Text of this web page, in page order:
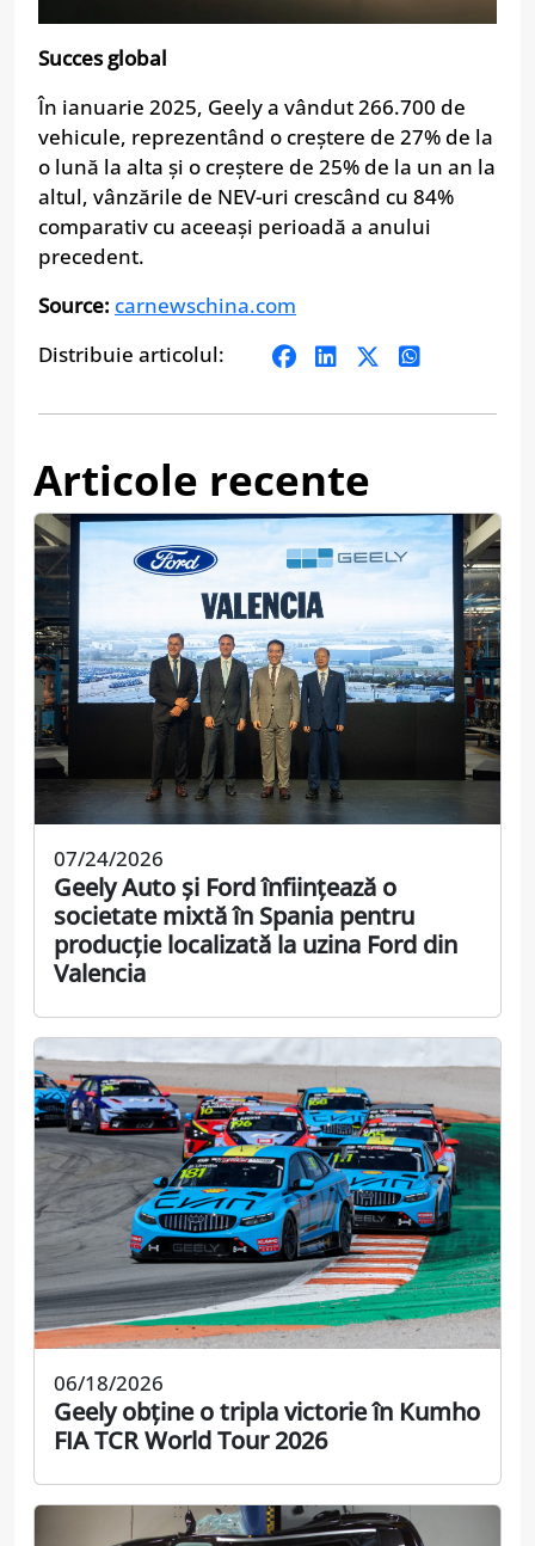
Succes global
În ianuarie 2025, Geely a vândut 266.700 de
vehicule, reprezentând o creștere de 27% de la
o lună la alta și o creștere de 25% de la un an la
altul, vânzările de NEV-uri crescând cu 84%
comparativ cu aceeași perioadă a anului
precedent.
Source: carnewschina.com
Distribuie articolul:
Articole recente
07/24/2026
Geely Auto și Ford înființează o
societate mixtă în Spania pentru
producție localizată la uzina Ford din
Valencia
06/18/2026
Geely obține o tripla victorie în Kumho
FIA TCR World Tour 2026